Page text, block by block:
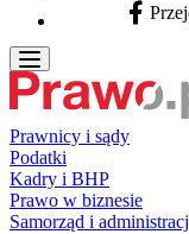
Facebook
Prawnicy i sądy
Podatki
Kadry i BHP
Prawo w biznesie
Samorząd i